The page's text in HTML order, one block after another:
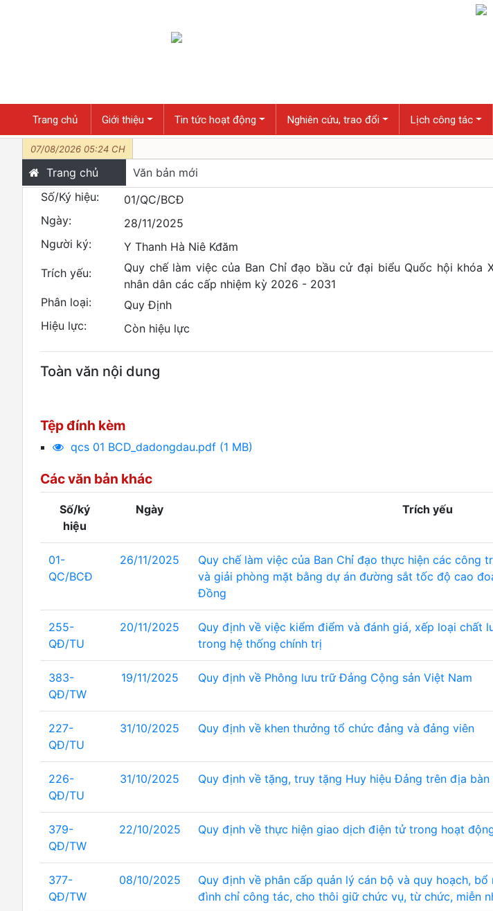
07/08/2026 05:24 CH
Trang chủ Giới thiệu Tin tức hoạt động Nghiên cứu, trao đổi Lịch công tác
Trang chủ
Văn bản mới
Số/Ký hiệu:
01/QC/BCĐ
Ngày:
28/11/2025
Người ký:
Y Thanh Hà Niê Kđăm
Trích yếu:
Quy chế làm việc của Ban Chỉ đạo bầu cử đại biểu Quốc hội khóa
nhân dân các cấp nhiệm kỳ 2026 - 2031
Phân loại:
Quy Định
Hiệu lực:
Còn hiệu lực
Toàn văn nội dung
Tệp đính kèm
qcs 01 BCD_dadongdau.pdf (1 MB)
Các văn bản khác
Số/ký
hiệu
Ngày Trích yếu
01-
QC/BCĐ
26/11/2025
Quy chế làm việc của Ban Chỉ đạo thực hiện các công
và giải phòng mặt bằng dự án đường sắt tốc độ cao
Đồng
255-
QĐ/TU
20/11/2025
Quy định về việc kiểm điểm và đánh giá, xếp loại chất
trong hệ thống chính trị
383-
QĐ/TW
19/11/2025 Quy định về Phông lưu trữ Đảng Cộng sản Việt Nam
227-
QĐ/TU
31/10/2025 Quy định về khen thưởng tổ chức đảng và đảng viên
226-
QĐ/TU
31/10/2025 Quy định về tặng, truy tặng Huy hiệu Đảng trên địa
379-
QĐ/TW
22/10/2025 Quy định về thực hiện giao dịch điện tử trong hoạt
377-
QĐ/TW
08/10/2025
Quy định về phân cấp quản lý cán bộ và quy hoạch,
đình chỉ công tác, cho thôi giữ chức vụ, từ chức, miễn